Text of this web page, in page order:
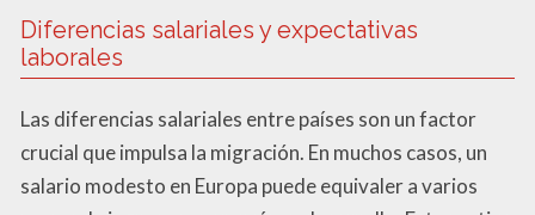
Diferencias salariales y expectativas
laborales
Las diferencias salariales entre países son un factor
crucial que impulsa la migración. En muchos casos, un
salario modesto en Europa puede equivaler a varios